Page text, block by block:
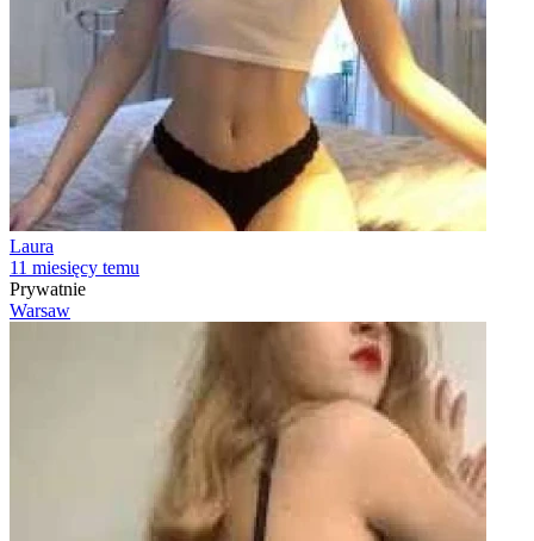
Laura
11 miesięcy temu
Prywatnie
Warsaw